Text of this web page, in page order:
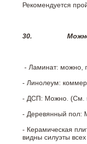
Рекомендуется
30.
- Ламинат: можно,
- Линолеум:
- ДСП: Можно. (См.
- Деревянный пол:
- Керамическая
видны силуэты